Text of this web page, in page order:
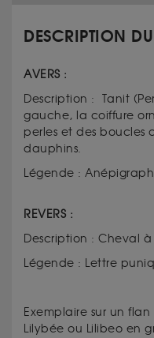
DESCRIPTION
AVERS :
Description : Tanit
gauche, la coiffure
perles et des boucles
dauphins.
Légende :
REVERS :
Description : Cheval
Légende : Lettre
Exemplaire sur un
Lilybée ou Lilibeo en